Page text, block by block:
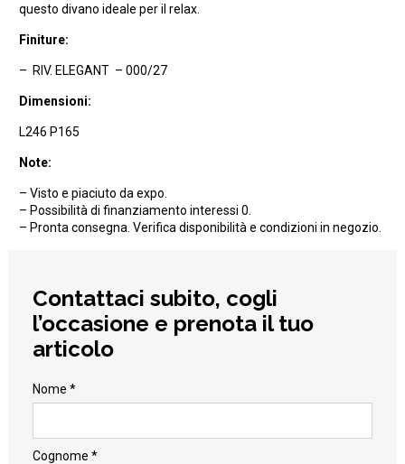
questo divano ideale per il relax.
Finiture:
– RIV. ELEGANT – 000/27
Dimensioni:
L246 P165
Note:
– Visto e piaciuto da expo.
– Possibilità di finanziamento interessi 0.
– Pronta consegna. Verifica disponibilità e condizioni in negozio.
Contattaci subito, cogli
l’occasione e prenota il tuo
articolo
Nome *
Cognome *